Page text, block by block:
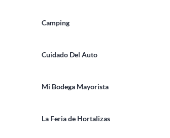
Camping
Cuidado Del Auto
Mi Bodega Mayorista
La Feria de Hortalizas